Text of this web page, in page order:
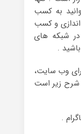
به کسب
اندازی و کسب
شبکه های
.
وب سایت،
شرح زیر است
.